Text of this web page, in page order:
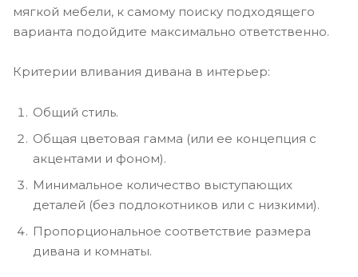
мягкой мебели, к самому поиску подходящего
варианта подойдите максимально ответственно.
Критерии вливания дивана в интерьер:
Общий стиль.
Общая цветовая гамма (или ее концепция с
акцентами и фоном).
Минимальное количество выступающих
деталей (без подлокотников или с низкими).
Пропорциональное соответствие размера
дивана и комнаты.